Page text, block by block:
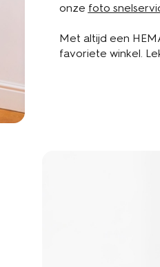
onze foto
Met altijd een
favoriete winkel.